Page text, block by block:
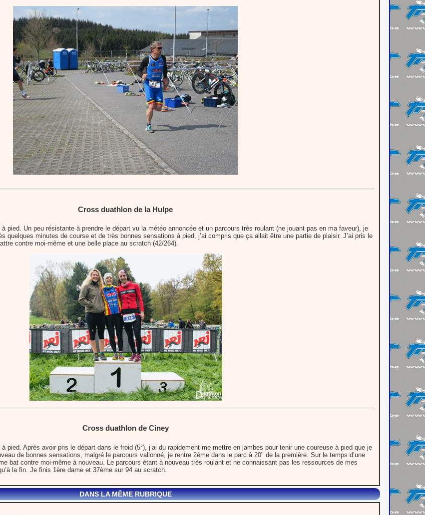
Cross duathlon de la Hulpe
à pied. Un peu résistante à prendre le départ vu la météo annoncée et un parcours très roulant (ne jouant pas en ma faveur), je
quelques minutes de course et de très bonnes sensations à pied, j’ai compris que ça allait être une partie de plaisir. J’ai pris le
contre moi-même et une belle place au scratch (42/264).
Cross duathlon de Ciney
pied. Après avoir pris le départ dans le froid (5°), j’ai du rapidement me mettre en jambes pour tenir une coureuse à pied que je
de bonnes sensations, malgré le parcours vallonné, je rentre 2ème dans le parc à 20" de la première. Sur le temps d’une
bat contre moi-même à nouveau. Le parcours étant à nouveau très roulant et ne connaissant pas les ressources de mes
la fin. Je finis 1ère dame et 37ème sur 94 au scratch.
DANS LA MÊME RUBRIQUE